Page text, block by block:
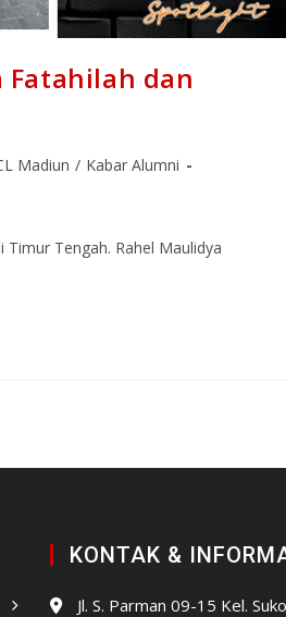
Fatahilah dan
Madiun / Kabar Alumni
Timur Tengah. Rahel Maulidya
KONTAK &
Jl. S. Parman 09-15 Kel.